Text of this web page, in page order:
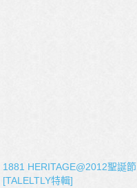
1881 HERITAGE@2012聖誕節
[TALELTLY特輯]